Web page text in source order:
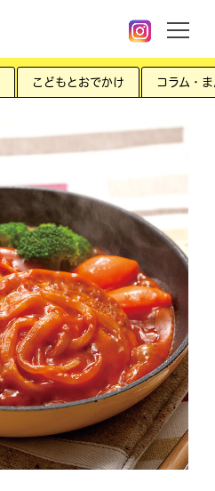
こどもとおでかけ コラム・